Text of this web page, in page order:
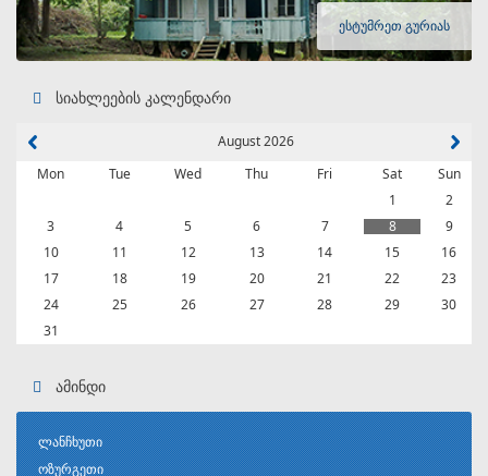
ესტუმრეთ გურიას
სიახლეების კალენდარი
August 2026
Mon
Tue Wed Thu Fri Sat
Sun
1
2
3
4 5 6 7 8
9
10
11 12 13 14 15
16
17
18 19 20 21 22
23
24
25 26 27 28 29
30
31
ამინდი
ლანჩხუთი
ოზურგეთი